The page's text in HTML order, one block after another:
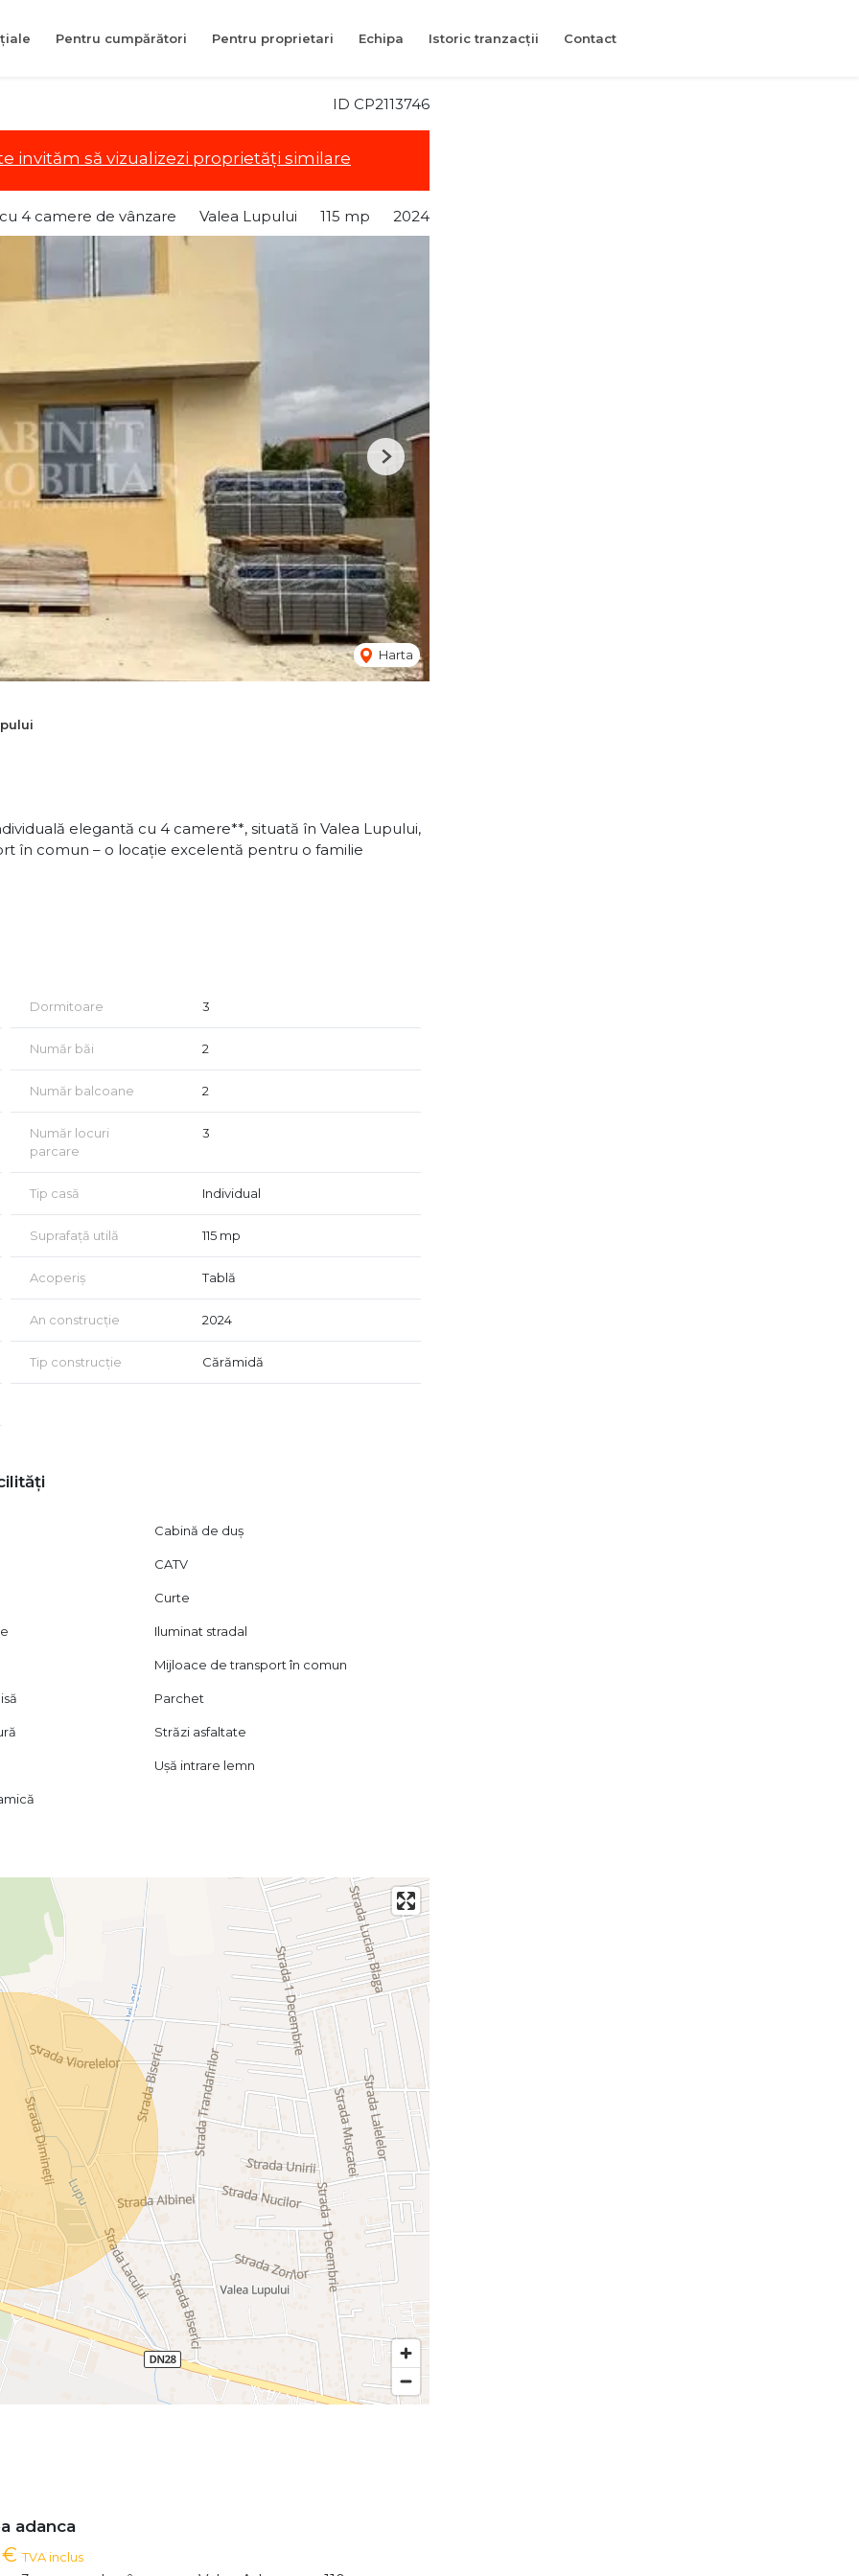
Pentru cumpărători Pentru proprietari Echipa Istoric tranzacții Contact
ID CP2113746
invităm să vizualizezi proprietăți similare
cu 4 camere de vânzare Valea Lupului 115 mp 2024
Harta
Next
elegantă cu 4 camere**, situată în Valea Lupului,
în comun – o locație excelentă pentru o familie
proprie – sistem Rehau
la semnarea contractului
directe cu principalele bănci din Iași
ne contactați!**
Dormitoare 3
Număr băi 2
Număr balcoane 2
Număr locuri
parcare
3
Tip casă Individual
Suprafață utilă 115 mp
Acoperiș Tablă
An construcție 2024
Tip construcție Cărămidă
Cabină de duș
CATV
Curte
Iluminat stradal
Mijloace de transport în comun
Parchet
Străzi asfaltate
Ușă intrare lemn
adanca
€ TVA inclus